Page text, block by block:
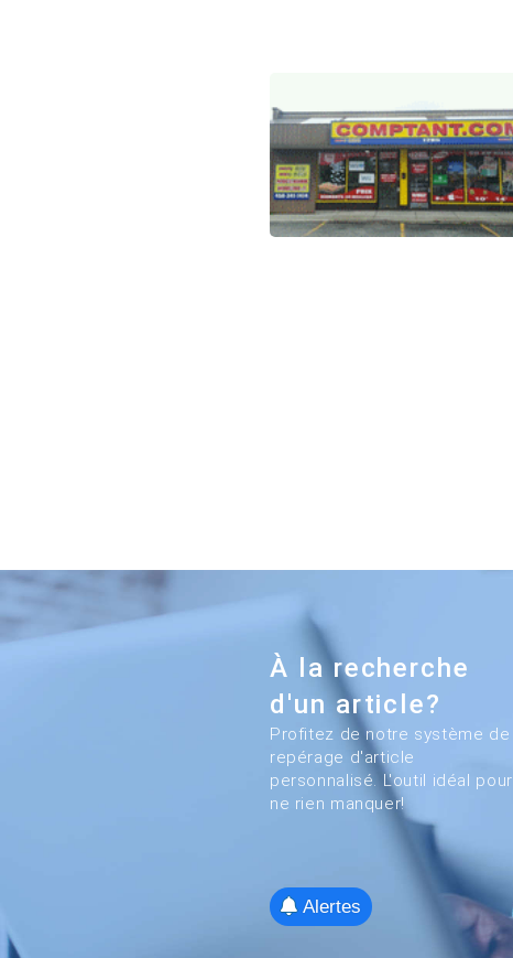
À la recherche
d'un article?
Profitez de notre système de
repérage d'article
personnalisé. L'outil idéal pour
ne rien manquer!
Alertes